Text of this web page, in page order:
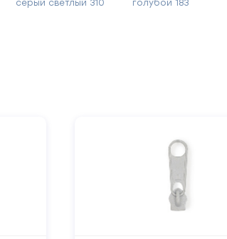
серый светлый 310 голубой 183